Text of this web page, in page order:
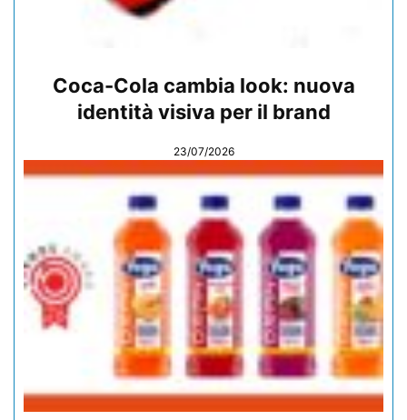
Coca-Cola cambia look: nuova
identità visiva per il brand
23/07/2026